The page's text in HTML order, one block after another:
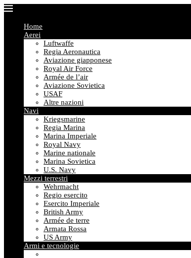
Home
Aerei
Luftwaffe
Regia Aeronautica
Aviazione giapponese
Royal Air Force
Armée de l’air
Aviazione Sovietica
USAF
Altre nazioni
Navi
Kriegsmarine
Regia Marina
Marina Imperiale
Royal Navy
Marine nationale
Marina Sovietica
U.S. Navy
Mezzi terrestri
Wehrmacht
Regio esercito
Esercito Imperiale
British Army
Armée de terre
Armata Rossa
US Army
Armi e tecnologie